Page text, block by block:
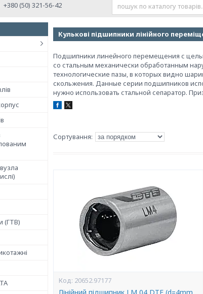
+380 (50) 321-56-42
(ГТВ)
Кулькові підшипники лінійного
Подшипники линейного перемещения с
со стальным механически обработанным
технологические пазы, в которых видно
скольжения. Данные серии подшипников
нужно использовать стальной сепаратор.
20652.97177